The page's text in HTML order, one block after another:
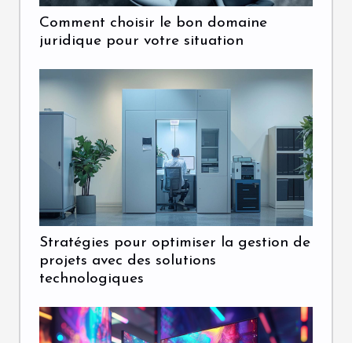
Comment choisir le bon domaine
juridique pour votre situation
Stratégies pour optimiser la gestion de
projets avec des solutions
technologiques